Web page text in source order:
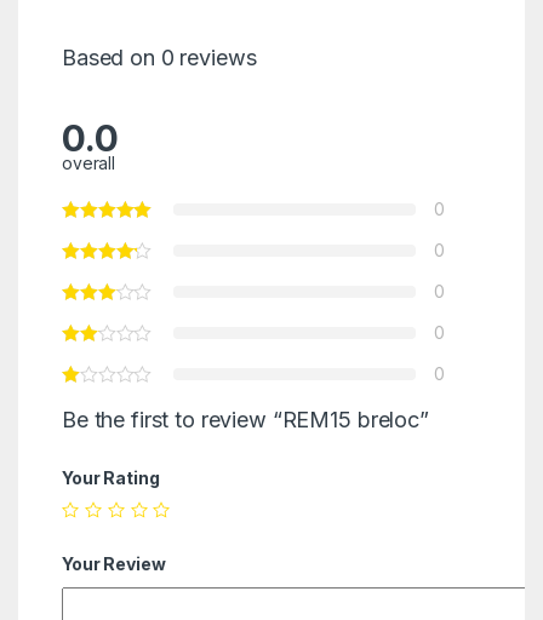
Based on 0 reviews
0.0
overall
0
0
0
0
0
Be the first to review “REM15 breloc”
Your Rating
Your Review